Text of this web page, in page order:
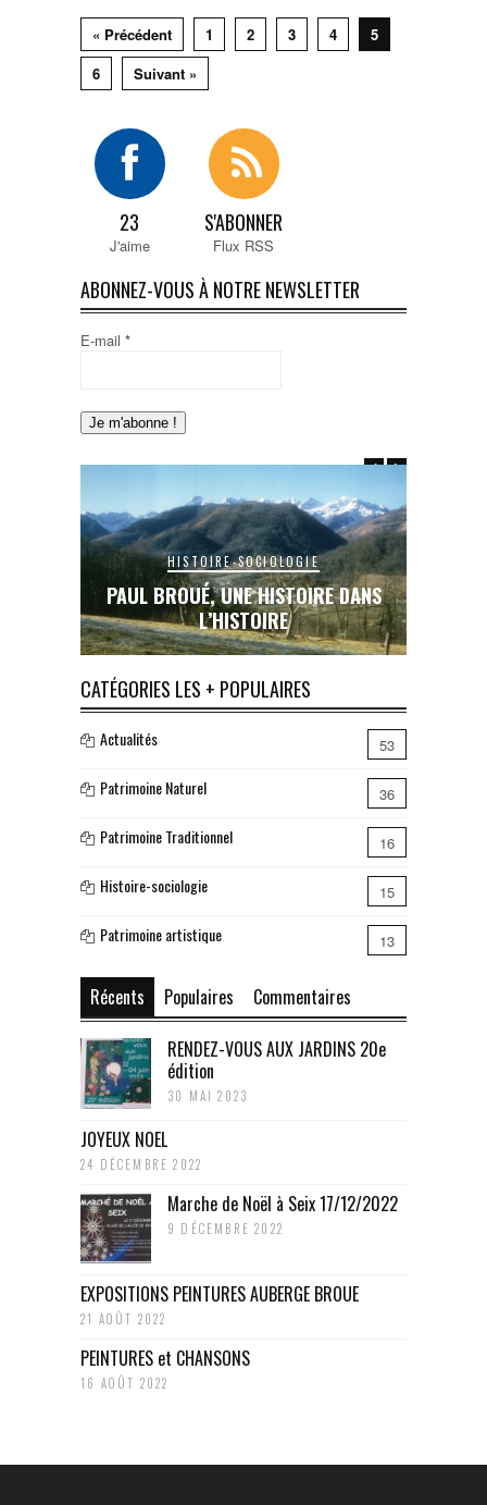
« Précédent 1 2 3 4
5
6
Suivant »
23
J'aime
S'ABONNER
Flux RSS
ABONNEZ-VOUS À NOTRE NEWSLETTER
E-mail *
HISTOIRE-SOCIOLOGIE
PAUL BROUÉ, UNE HISTOIRE DANS
L’HISTOIRE
CATÉGORIES LES + POPULAIRES
Actualités 53
Patrimoine Naturel 36
Patrimoine Traditionnel 16
Histoire-sociologie 15
Patrimoine artistique 13
Récents Populaires
Commentaires
RENDEZ-VOUS AUX JARDINS 20e
édition
30 MAI 2023
JOYEUX NOEL
24 DÉCEMBRE 2022
Marche de Noël à Seix 17/12/2022
9 DÉCEMBRE 2022
EXPOSITIONS PEINTURES AUBERGE BROUE
21 AOÛT 2022
PEINTURES et CHANSONS
16 AOÛT 2022